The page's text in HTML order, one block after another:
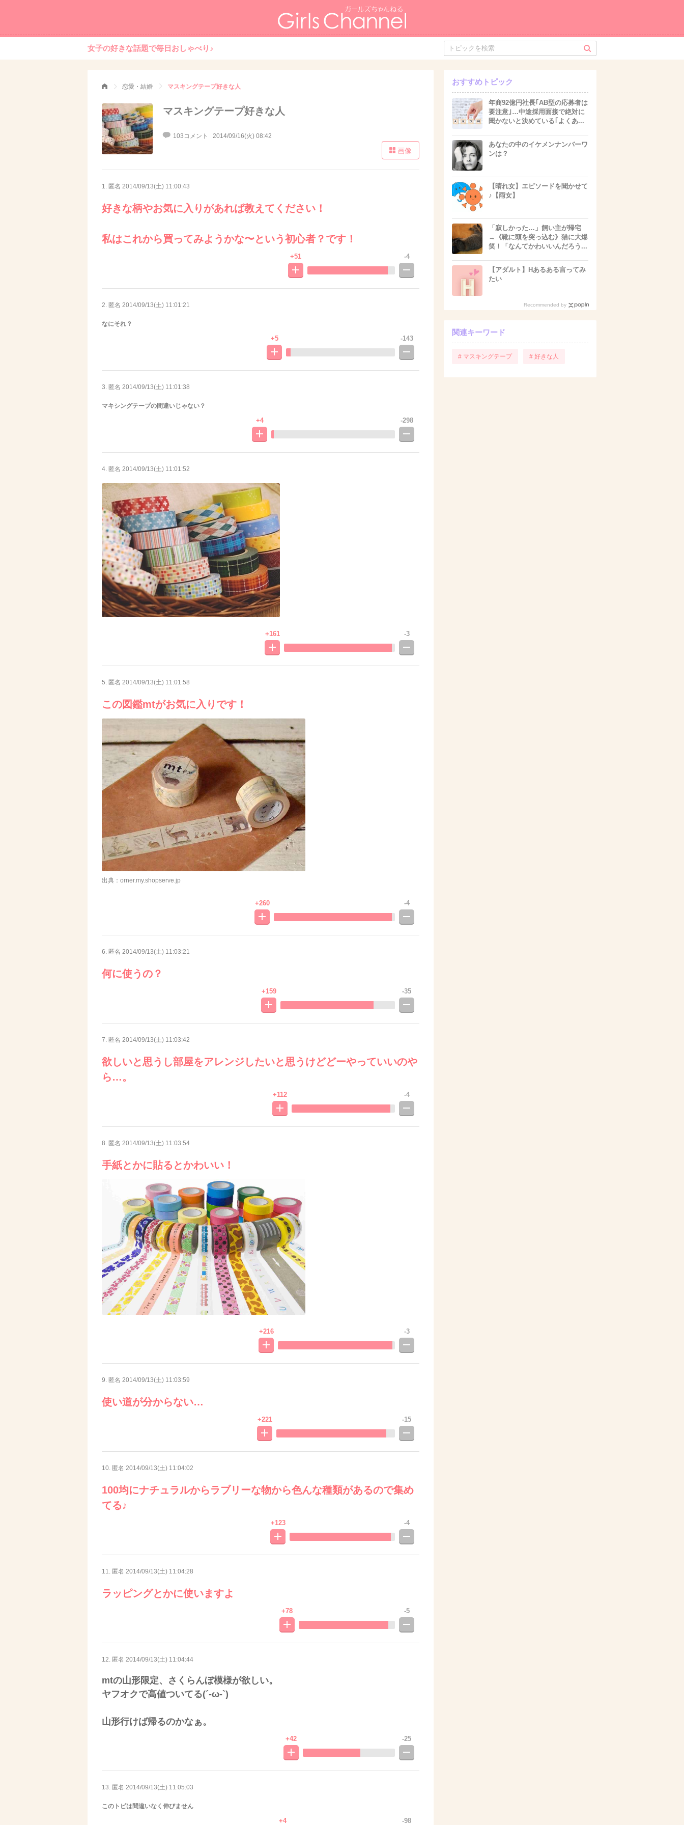
女子の好きな話題で毎日おしゃべり♪
恋愛・結婚 マスキングテープ好きな人
マスキングテープ好きな人
103コメント 2014/09/16(火) 08:42
画像
1. 匿名 2014/09/13(土) 11:00:43
好きな柄やお気に入りがあれば教えてください！
私はこれから買ってみようかな〜という初心者？です！
+51 -4
2. 匿名 2014/09/13(土) 11:01:21
なにそれ？
+5 -143
3. 匿名 2014/09/13(土) 11:01:38
マキシングテープの間違いじゃない？
+4 -298
4. 匿名 2014/09/13(土) 11:01:52
+161 -3
5. 匿名 2014/09/13(土) 11:01:58
この図鑑mtがお気に入りです！
出典：orner.my.shopserve.jp
+260 -4
6. 匿名 2014/09/13(土) 11:03:21
何に使うの？
+159 -35
7. 匿名 2014/09/13(土) 11:03:42
欲しいと思うし部屋をアレンジしたいと思うけどどーやっていいのや
ら…。
+112 -4
8. 匿名 2014/09/13(土) 11:03:54
手紙とかに貼るとかわいい！
+216 -3
9. 匿名 2014/09/13(土) 11:03:59
使い道が分からない…
+221 -15
10. 匿名 2014/09/13(土) 11:04:02
100均にナチュラルからラブリーな物から色んな種類があるので集め
てる♪
+123 -4
11. 匿名 2014/09/13(土) 11:04:28
ラッピングとかに使いますよ
+78 -5
12. 匿名 2014/09/13(土) 11:04:44
mtの山形限定、さくらんぼ模様が欲しい。
ヤフオクで高値ついてる(´-ω-`)
山形行けば帰るのかなぁ。
+42 -25
13. 匿名 2014/09/13(土) 11:05:03
このトピは間違いなく伸びません
+4 -98
おすすめトピック
年商92億円社長｢AB型の応募者は
要注意｣…中途採用面接で絶対に
聞かないと決めている｢よくあ...
あなたの中のイケメンナンバーワ
ンは？
【晴れ女】エピソードを聞かせて
♪【雨女】
「寂しかった…」飼い主が帰宅
→《靴に頭を突っ込む》猫に大爆
笑！「なんてかわいいんだろう...
【アダルト】Hあるある言ってみ
たい
Recommended by
関連キーワード
# マスキングテープ # 好きな人